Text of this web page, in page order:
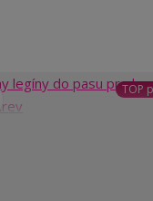
TOP